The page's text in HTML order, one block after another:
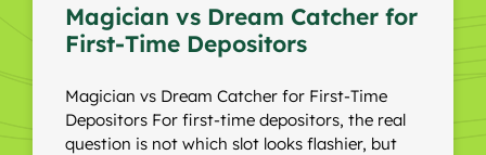
Magician vs Dream Catcher for
First-Time Depositors
Magician vs Dream Catcher for First-Time
Depositors For first-time depositors, the real
question is not which slot looks flashier, but